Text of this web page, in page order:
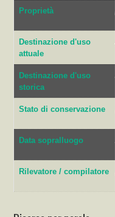
Proprietà
Destinazione d'uso
attuale
Destinazione d'uso
storica
Stato di conservazione
Data sopralluogo
Rilevatore / compilatore